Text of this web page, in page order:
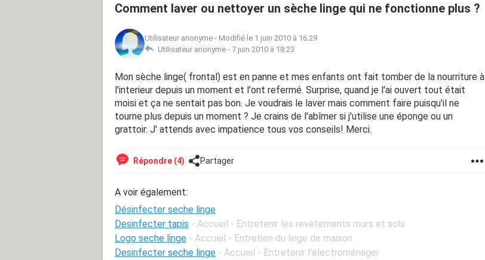
Comment laver ou nettoyer un sèche linge qui ne fonctionne plus ?
Utilisateur anonyme - Modifié le 1 juin 2010 à 16:29
Utilisateur anonyme - 7 juin 2010 à 18:23
Mon sèche linge( frontal) est en panne et mes enfants ont fait tomber de la nourriture à
l'interieur depuis un moment et l'ont refermé. Surprise, quand je l'ai ouvert tout était
moisi et ça ne sentait pas bon. Je voudrais le laver mais comment faire puisqu'il ne
tourne plus depuis un moment ? Je crains de l'abîmer si j'utilise une éponge ou un
grattoir. J' attends avec impatience tous vos conseils! Merci.
Répondre (4) Partager
A voir également:
Désinfecter seche linge
Desinfecter tapis - Accueil - Entretenir les revêtements murs et sols
Logo seche linge - Accueil - Entretien du linge de maison
Desinfecter seche linge - Accueil - Entretenir l'électroménager